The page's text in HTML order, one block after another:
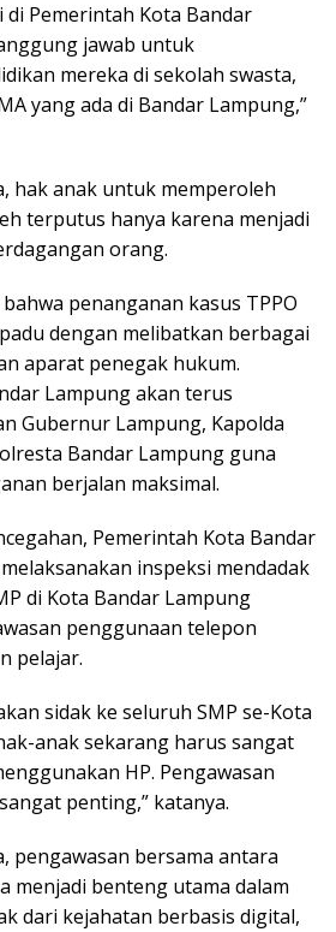
Pemerintah Kota Bandar
jawab untuk
mereka di sekolah swasta,
yang ada di Bandar Lampung,”
hak anak untuk memperoleh
terputus hanya karena menjadi
orang.
penanganan kasus TPPO
dengan melibatkan berbagai
aparat penegak hukum.
Lampung akan terus
Gubernur Lampung, Kapolda
Bandar Lampung guna
berjalan maksimal.
Pemerintah Kota Bandar
inspeksi mendadak
di Kota Bandar Lampung
penggunaan telepon
pelajar.
sidak ke seluruh SMP se-Kota
anak sekarang harus sangat
HP. Pengawasan
penting,” katanya.
pengawasan bersama antara
menjadi benteng utama dalam
dari kejahatan berbasis digital,